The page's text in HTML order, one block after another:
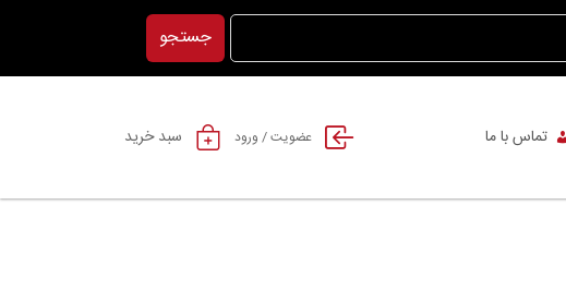
جستجو
تماس با ما عضویت / ورود سبد خرید